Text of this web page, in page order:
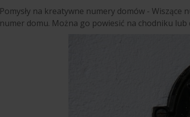
Pomysły na kreatywne numery domów -
numer domu. Można go powiesić na chodniku lub